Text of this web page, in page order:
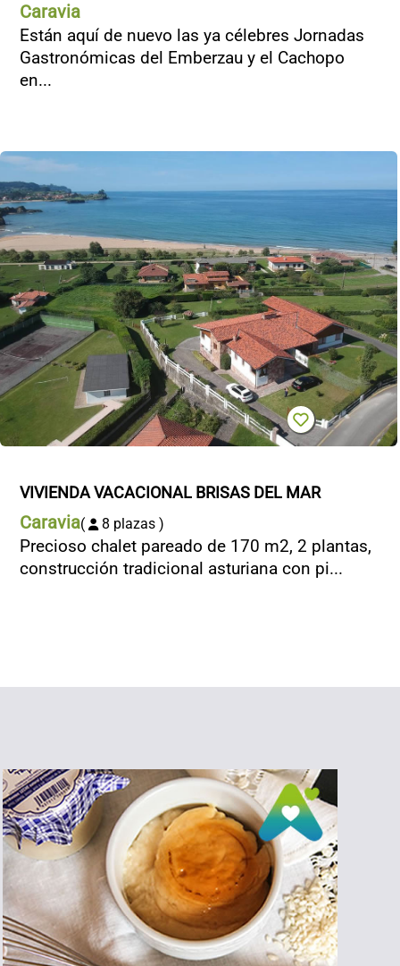
Caravia
Están aquí de nuevo las ya célebres Jornadas
Gastronómicas del Emberzau y el Cachopo
en...
VIVIENDA VACACIONAL BRISAS DEL MAR
Caravia( 8 plazas )
Precioso chalet pareado de 170 m2, 2 plantas,
construcción tradicional asturiana con pi...